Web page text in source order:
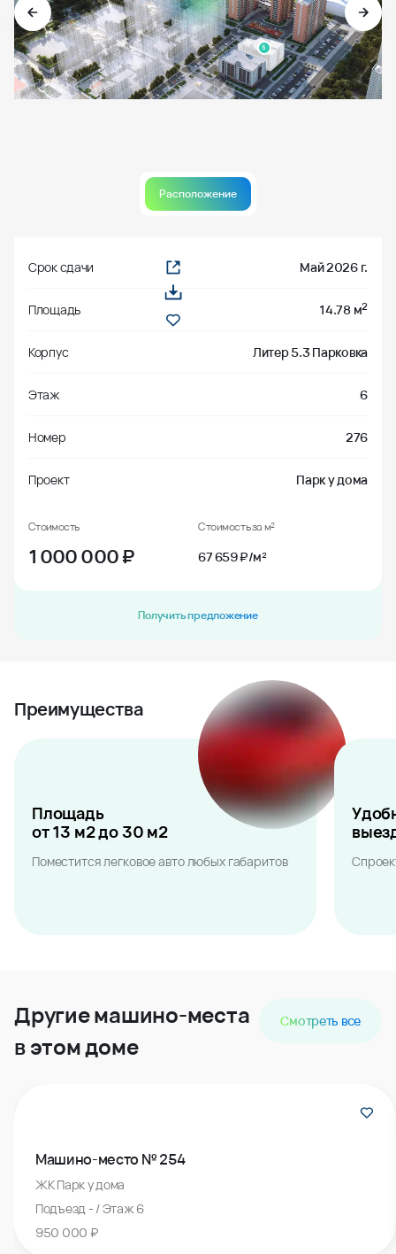
5
Расположение
Срок сдачи Май 2026 г.
Площадь 14.78 м2
Корпус Литер 5.3 Парковка
Этаж 6
Номер 276
Проект Парк у дома
Стоимость
1 000 000₽
Стоимость за м²
67 659 ₽/м²
Получить предложение
Преимущества
Площадь
от 13 м2 до 30 м2
Поместится легковое авто любых габаритов
Другие машино-места
в этом доме
Смотреть все
Машино-место № 254
ЖК Парк у дома
Подъезд - / Этаж 6
950 000 ₽